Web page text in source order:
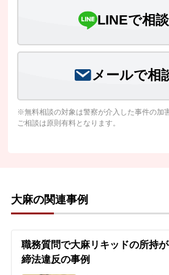
LINEで相
メールで相
※無料相談の対象は警察が介入した事件の加
ご相談は原則有料となります。
大麻の関連事例
職務質問で大麻リキッドの所持
締法違反の事例